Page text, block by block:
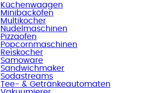
Küchenwaagen
Minibacköfen
Multikocher
Nudelmaschinen
Pizzaofen
Popcornmaschinen
Reiskocher
Samoware
Sandwichmaker
Sodastreams
Tee- & Getränkeautomaten